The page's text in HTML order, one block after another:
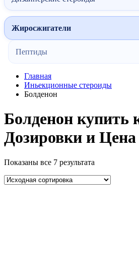
Жиросжигатели
Пептиды
Главная
Иньекционные стероиды
Болденон
Болденон купить
Дозировки и Цена
Показаны все 7 результата